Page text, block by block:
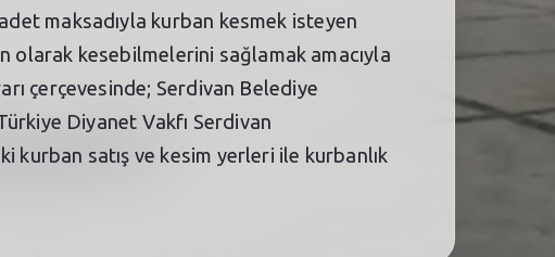
maksadıyla kurban kesmek isteyen
olarak kesebilmelerini sağlamak amacıyla
çerçevesinde; Serdivan Belediye
Diyanet Vakfı Serdivan
kurban satış ve kesim yerleri ile kurbanlık